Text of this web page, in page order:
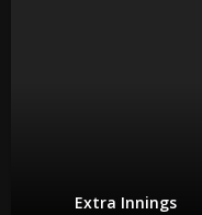
Extra Innings